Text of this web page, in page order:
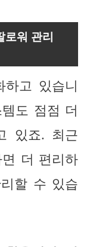
로워 관리
하고 있습니
도 점점 더
있죠. 최근
더 편리하
할 수 있습